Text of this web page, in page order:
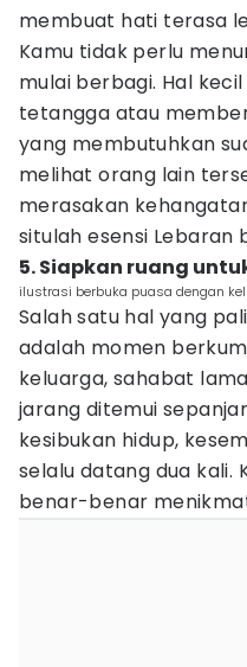
membuat hati terasa
Kamu tidak perlu
mulai berbagi. Hal
tetangga atau
yang membutuhkan
melihat orang lain
merasakan
situlah esensi
5. Siapkan ruang
ilustrasi berbuka puasa dengan
Salah satu hal yang
adalah momen
keluarga, sahabat
jarang ditemui
kesibukan hidup,
selalu datang dua kali.
benar-benar